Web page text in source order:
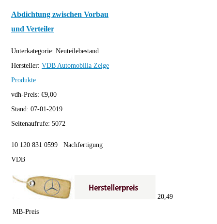
Abdichtung zwischen Vorbau
und Verteiler
Unterkategorie: Neuteilebestand
Hersteller: VDB Automobilia Zeige
Produkte
vdh-Preis: €9,00
Stand: 07-01-2019
Seitenaufrufe: 5072
10 120 831 0599 Nachfertigung
VDB
MB-Preis
20,49